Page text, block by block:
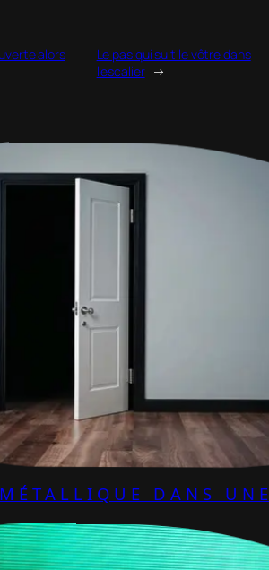
alors
Le pas qui suit le vôtre dans
l’escalier →
DANS